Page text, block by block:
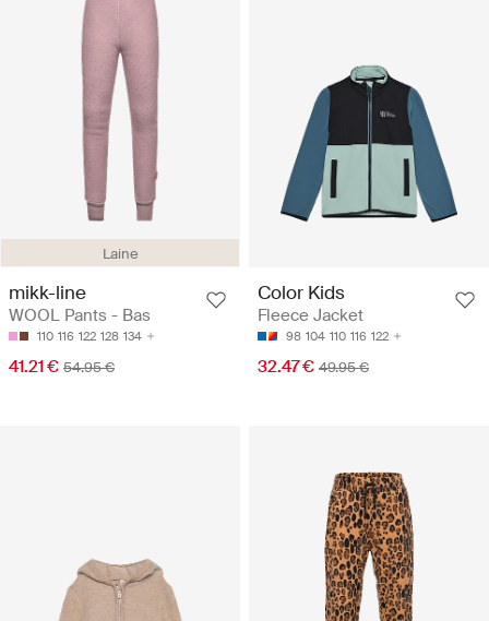
Laine
mikk-line
WOOL Pants - Bas
110 116 122 128 134
41.21 € 54.95 €
Color Kids
Fleece Jacket
98 104 110 116 122
32.47 € 49.95 €